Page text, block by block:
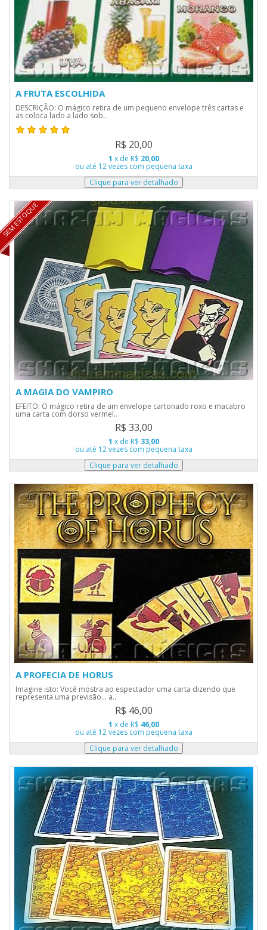
A FRUTA ESCOLHIDA
DESCRIÇÃO: O mágico retira de um pequeno envelope três cartas e
as coloca lado a lado sob..
R$ 20,00
1 x de R$ 20,00
ou até 12 vezes com pequena taxa
SEM ESTOQUE
A MAGIA DO VAMPIRO
EFEITO: O mágico retira de um envelope cartonado roxo e macabro
uma carta com dorso vermel..
R$ 33,00
1 x de R$ 33,00
ou até 12 vezes com pequena taxa
A PROFECIA DE HORUS
Imagine isto: Você mostra ao espectador uma carta dizendo que
representa uma previsão... a..
R$ 46,00
1 x de R$ 46,00
ou até 12 vezes com pequena taxa